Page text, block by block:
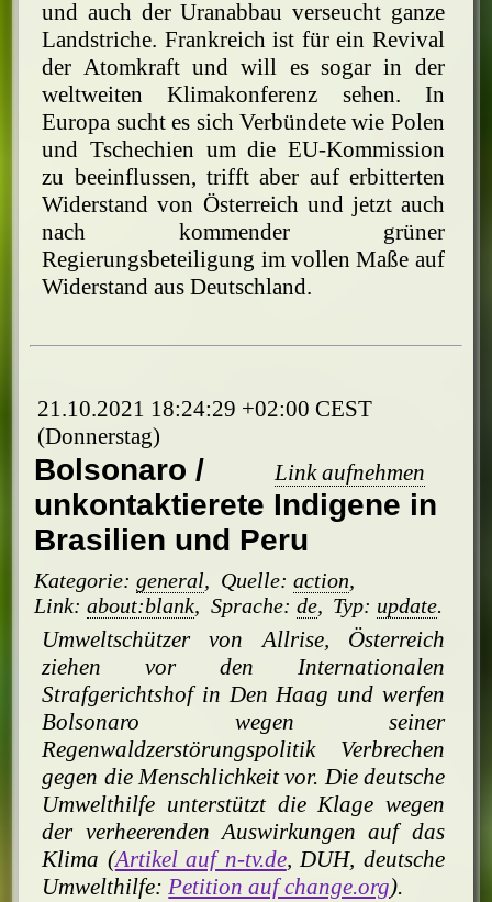
und auch der Uranabbau verseucht ganze
Landstriche. Frankreich ist für ein Revival
der Atomkraft und will es sogar in der
weltweiten Klimakonferenz sehen. In
Europa sucht es sich Verbündete wie Polen
und Tschechien um die EU-Kommission
zu beeinflussen, trifft aber auf erbitterten
Widerstand von Österreich und jetzt auch
nach kommender grüner
Regierungsbeteiligung im vollen Maße auf
Widerstand aus Deutschland.
21.10.2021 18:24:29 +02:00 CEST
(Donnerstag)
Link aufnehmen
Bolsonaro /
unkontaktierete Indigene in
Brasilien und Peru
Kategorie:general, Quelle: action,
Link:about:blank, Sprache: de, Typ: update.
Umweltschützer von Allrise, Österreich
ziehen vor den Internationalen
Strafgerichtshof in Den Haag und werfen
Bolsonaro wegen seiner
Regenwaldzerstörungspolitik Verbrechen
gegen die Menschlichkeit vor. Die deutsche
Umwelthilfe unterstützt die Klage wegen
der verheerenden Auswirkungen auf das
Klima (Artikel auf n-tv.de, DUH, deutsche
Umwelthilfe:Petition auf change.org).